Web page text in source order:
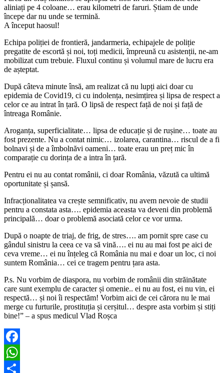
aliniați pe 4 coloane… erau kilometri de faruri. Știam de unde
începe dar nu unde se termină.
A început haosul!
Echipa poliției de frontieră, jandarmeria, echipajele de poliție
pregatite de escortă și noi, toți medicii, împreună cu asistenții, ne-am
mobilizat cum trebuie. Fluxul continu și volumul mare de lucru era
de așteptat.
După câteva minute însă, am realizat că nu lupți aici doar cu
epidemia de Covid19, ci cu indolența, nesimțirea și lipsa de respect a
celor ce au intrat în țară. O lipsă de respect față de noi și față de
întreaga Românie.
Aroganța, superficialitate… lipsa de educație și de rușine… toate au
fost prezente. Nu a contat nimic… izolarea, carantina… riscul de a fi
bolnavi și de a îmbolnăvi oameni… toate erau un preț mic în
comparație cu dorința de a intra în țară.
Pentru ei nu au contat românii, ci doar România, văzută ca ultimă
oportunitate și șansă.
Infracționalitatea va crește semnificativ, nu avem nevoie de studii
pentru a constata asta…. epidemia aceasta va deveni din problemă
principală… doar o problemă asociată celor ce vor urma.
După o noapte de triaj, de frig, de stres…. am pornit spre case cu
gândul sinistru la ceea ce va să vină…. ei nu au mai fost pe aici de
ceva vreme… ei nu înțeleg că România nu mai e doar un loc, ci noi
suntem România… cei ce tragem pentru țara asta.
P.s. Nu vorbim de diaspora, nu vorbim de românii din străinătate
care sunt exemplu de caracter și omenie.. ei nu au fost, ei nu vin, ei
respectă… și noi îi respectăm! Vorbim aici de cei cărora nu le mai
merge cu furturile, prostituția și cerșitul… despre asta vorbim și stiți
bine!” – a spus medicul Vlad Roșca
Facebook
WhatsApp